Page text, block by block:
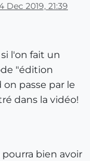
Dec 2019, 21:39
l'on fait un
"édition
passe par le
dans la vidéo!
bien avoir